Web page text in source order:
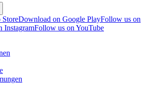
Download on Google PlayFollow us on
InstagramFollow us on YouTube